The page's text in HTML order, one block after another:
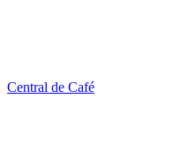
Central de Café